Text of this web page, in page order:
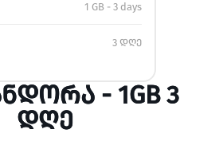
1 GB - 3 days
3 დღე
- 1GB 3
ᲓᲦᲔ